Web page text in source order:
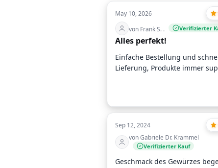
May 10, 2026
von Frank S. .
Verifizierter
Alles perfekt!
Einfache Bestellung und
Lieferung, Produkte immer
Sep 12, 2024
von Gabriele Dr. Krammel
Verifizierter Kauf
Geschmack des Gewürzes